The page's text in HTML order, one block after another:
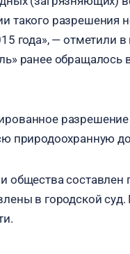
такого разрешения
года», — отметили
ранее
природоохранную
общества
в городской